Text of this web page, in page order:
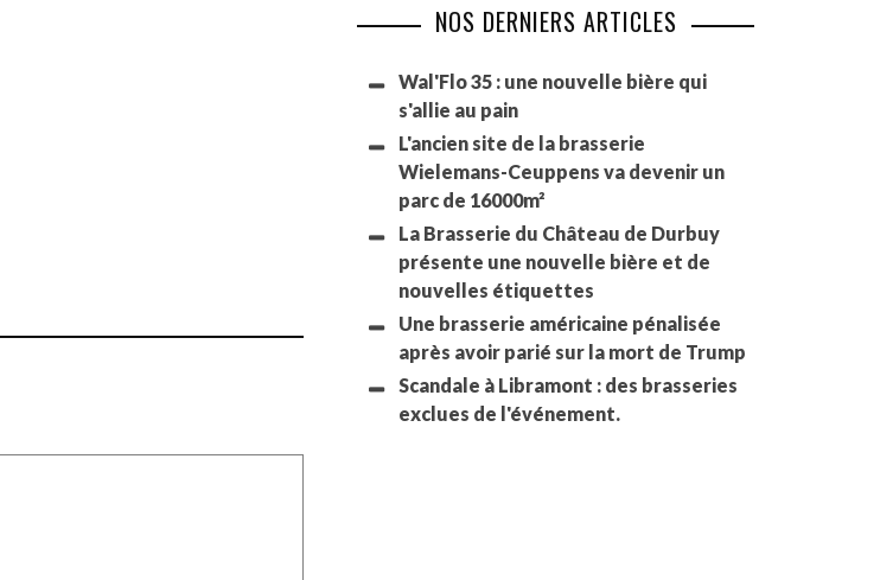
NOS DERNIERS ARTICLES
Wal'Flo 35 : une nouvelle bière qui
s'allie au pain
L'ancien site de la brasserie
Wielemans-Ceuppens va devenir un
parc de 16000m²
La Brasserie du Château de Durbuy
présente une nouvelle bière et de
nouvelles étiquettes
Une brasserie américaine pénalisée
après avoir parié sur la mort de Trump
Scandale à Libramont : des brasseries
exclues de l'événement.